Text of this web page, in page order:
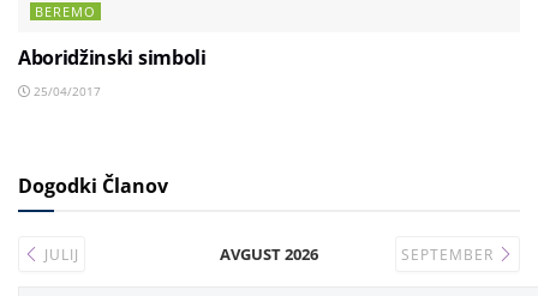
BEREMO
Aboridžinski simboli
25/04/2017
Dogodki Članov
JULIJ AVGUST 2026 SEPTEMBER